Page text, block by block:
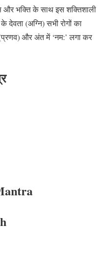
और भक्ति के साथ इस शक्तिशाली
देवता (अग्नि) सभी रोगों का
और अंत में ‘नम:’ लगा कर